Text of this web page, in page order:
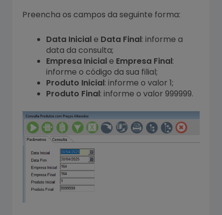
Preencha os campos da seguinte forma:
Data Iniciale Data Final: informe a
data da consulta;
Empresa Iniciale Empresa Final:
informe o código da sua filial;
Produto Inicial: informe o valor 1;
Produto Final: informe o valor 999999.